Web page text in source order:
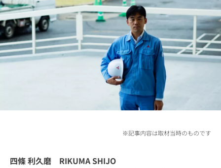
※記事内容は取材当時のものです
四條 利久磨 RIKUMA SHIJO